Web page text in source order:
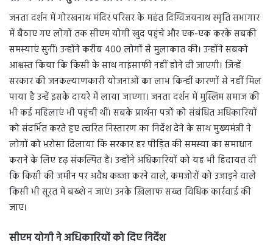
जनता दर्शन में गोरखनाथ मंदिर परिसर के महंत दिग्विजयनाथ स्मृति सभागार
में बैठाए गए लोगों तक सीएम योगी खुद पहुंचे और एक-एक करके सबकी
समस्याएं सुनीं। उन्होंने करीब 400 लोगों से मुलाकात की। उन्होंने सबको
आश्वस्त किया कि किसी के साथ नाइंसाफी नहीं होने दी जाएगी। जिन्हें
सरकार की जनकल्याणकारी योजनाओं का लाभ किन्हीं कारणों से नहीं मिल
पाया है उन्हें इसके दायरे में लाया जाएगा। जनता दर्शन में मुस्लिम समाज की
भी कई महिलाएं भी पहुंची थीं। सबके प्रार्थना पत्रों को संबंधित अधिकारियों
को संदर्भित करते हुए त्वरित निस्तारण का निर्देश देने के साथ मुख्यमंत्री ने
लोगों को भरोसा दिलाया कि सरकार हर पीड़ित की समस्या का समाधान
कराने के लिए दृढ़ संकल्पित है। उन्होंने अधिकारियों को यह भी हिदायत दी
कि किसी की जमीन पर अवैध कब्जा करने वाले, कमजोरों को उजाड़ने वाले
किसी भी सूरत में बख्शे न जाएं। उनके खिलाफ सख्त विधिक कार्रवाई की
जाए।
सीएम योगी ने अधिकारियों को दिए निर्देश